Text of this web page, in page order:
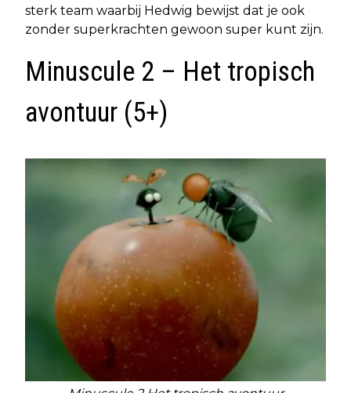
sterk team waarbij Hedwig bewijst dat je ook
zonder superkrachten gewoon super kunt zijn.
Minuscule 2 – Het tropisch
avontuur (5+)